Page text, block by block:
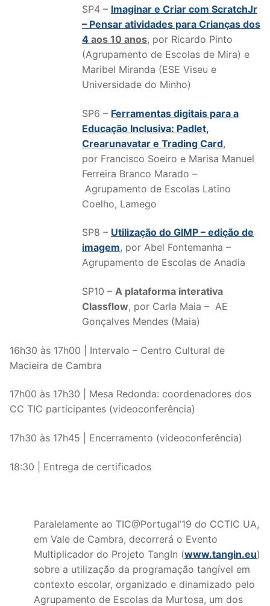
SP4 – Imaginar e Criar com ScratchJr
– Pensar atividades para Crianças dos
4 aos 10 anos, por Ricardo Pinto
(Agrupamento de Escolas de Mira) e
Maribel Miranda (ESE Viseu e
Universidade do Minho)
SP6 – Ferramentas digitais para a
Educação Inclusiva: Padlet,
Crearunavatar e Trading Card,
por Francisco Soeiro e Marisa Manuel
Ferreira Branco Marado –
Agrupamento de Escolas Latino
Coelho, Lamego
SP8 – Utilização do GIMP – edição de
imagem, por Abel Fontemanha –
Agrupamento de Escolas de Anadia
SP10 – A plataforma interativa
Classflow, por Carla Maia – AE
Gonçalves Mendes (Maia)
16h30 às 17h00 | Intervalo – Centro Cultural de
Macieira de Cambra
17h00 às 17h30 | Mesa Redonda: coordenadores dos
CC TIC participantes (videoconferência)
17h30 às 17h45 | Encerramento (videoconferência)
18:30 | Entrega de certificados
Paralelamente ao TIC@Portugal’19 do CCTIC UA,
em Vale de Cambra, decorrerá o Evento
Multiplicador do Projeto TangIn (www.tangin.eu)
sobre a utilização da programação tangível em
contexto escolar, organizado e dinamizado pelo
Agrupamento de Escolas da Murtosa, um dos